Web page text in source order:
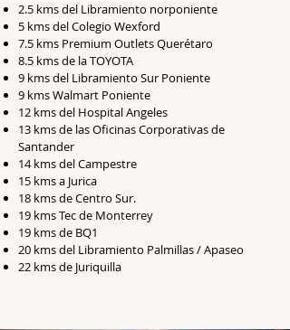
2.5 kms del Libramiento norponiente
5 kms del Colegio Wexford
7.5 kms Premium Outlets Querétaro
8.5 kms de la TOYOTA
9 kms del Libramiento Sur Poniente
9 kms Walmart Poniente
12 kms del Hospital Angeles
13 kms de las Oficinas Corporativas de
Santander
14 kms del Campestre
15 kms a Jurica
18 kms de Centro Sur.
19 kms Tec de Monterrey
19 kms de BQ1
20 kms del Libramiento Palmillas / Apaseo
22 kms de Juriquilla